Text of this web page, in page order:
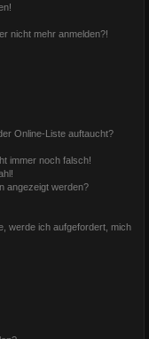
nicht mehr anmelden?!
Online-Liste auftaucht?
immer noch falsch!
angezeigt werden?
werde ich aufgefordert, mich